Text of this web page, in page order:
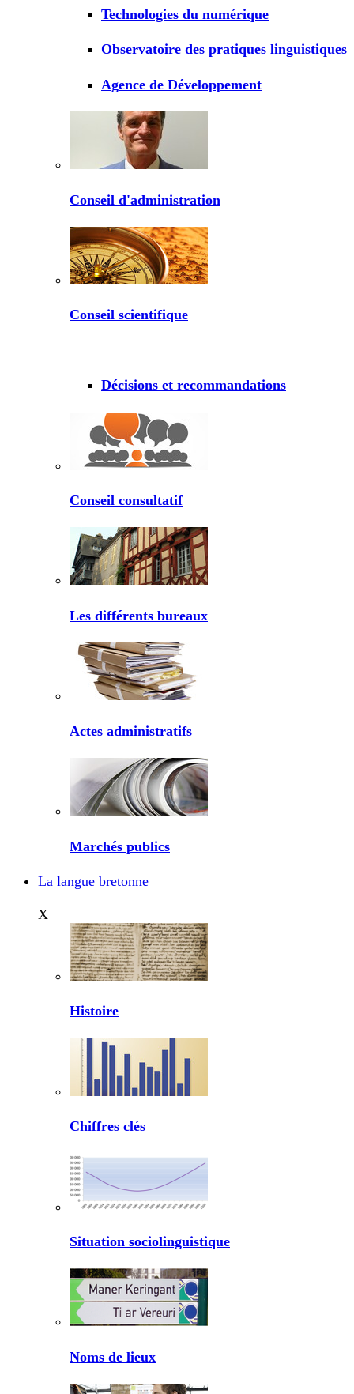
Technologies du numérique
Observatoire des pratiques linguistiques
Agence de Développement
Conseil d'administration
Conseil scientifique
Décisions et recommandations
Conseil consultatif
Les différents bureaux
Actes administratifs
Marchés publics
La langue bretonne
X
Histoire
Chiffres clés
Situation sociolinguistique
Noms de lieux